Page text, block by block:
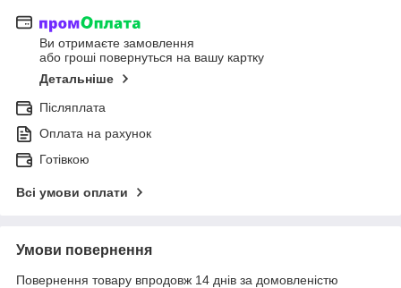
Ви отримаєте замовлення
або гроші повернуться на вашу картку
Детальніше
Післяплата
Оплата на рахунок
Готівкою
Всі умови оплати
Умови повернення
Повернення товару впродовж 14 днів за домовленістю